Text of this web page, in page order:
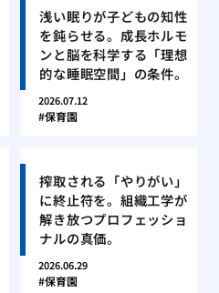
浅い眠りが子どもの知性
を鈍らせる。成長ホルモ
ンと脳を科学する「理想
的な睡眠空間」の条件。
2026.07.12
保育園
搾取される「やりがい」
に終止符を。組織工学が
解き放つプロフェッショ
ナルの真価。
2026.06.29
保育園